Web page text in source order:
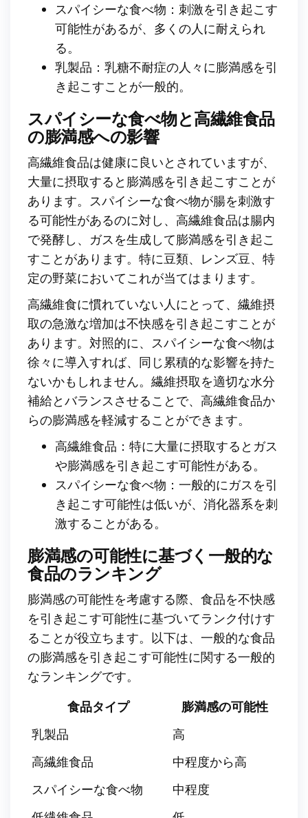
スパイシーな食べ物：刺激を引き起こす
可能性があるが、多くの人に耐えられ
る。
乳製品：乳糖不耐症の人々に膨満感を引
き起こすことが一般的。
スパイシーな食べ物と高繊維食品
の膨満感への影響
高繊維食品は健康に良いとされていますが、
大量に摂取すると膨満感を引き起こすことが
あります。スパイシーな食べ物が腸を刺激す
る可能性があるのに対し、高繊維食品は腸内
で発酵し、ガスを生成して膨満感を引き起こ
すことがあります。特に豆類、レンズ豆、特
定の野菜においてこれが当てはまります。
高繊維食に慣れていない人にとって、繊維摂
取の急激な増加は不快感を引き起こすことが
あります。対照的に、スパイシーな食べ物は
徐々に導入すれば、同じ累積的な影響を持た
ないかもしれません。繊維摂取を適切な水分
補給とバランスさせることで、高繊維食品か
らの膨満感を軽減することができます。
高繊維食品：特に大量に摂取するとガス
や膨満感を引き起こす可能性がある。
スパイシーな食べ物：一般的にガスを引
き起こす可能性は低いが、消化器系を刺
激することがある。
膨満感の可能性に基づく一般的な
食品のランキング
膨満感の可能性を考慮する際、食品を不快感
を引き起こす可能性に基づいてランク付けす
ることが役立ちます。以下は、一般的な食品
の膨満感を引き起こす可能性に関する一般的
なランキングです。
食品タイプ
膨満感の可能性
乳製品
高
高繊維食品
中程度から高
スパイシーな食べ物
中程度